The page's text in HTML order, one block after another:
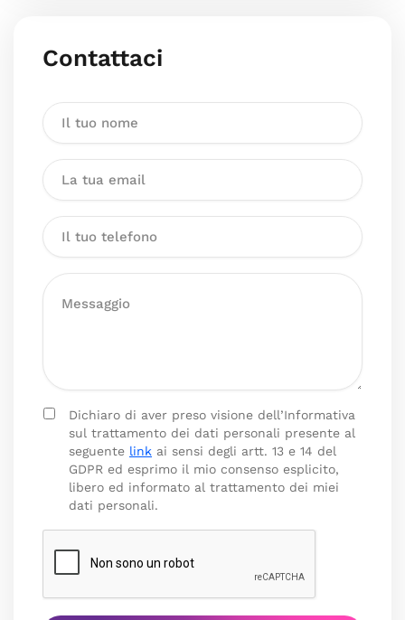
Contattaci
Dichiaro di aver preso visione dell’Informativa
sul trattamento dei dati personali presente al
seguente link ai sensi degli artt. 13 e 14 del
GDPR ed esprimo il mio consenso esplicito,
libero ed informato al trattamento dei miei
dati personali.